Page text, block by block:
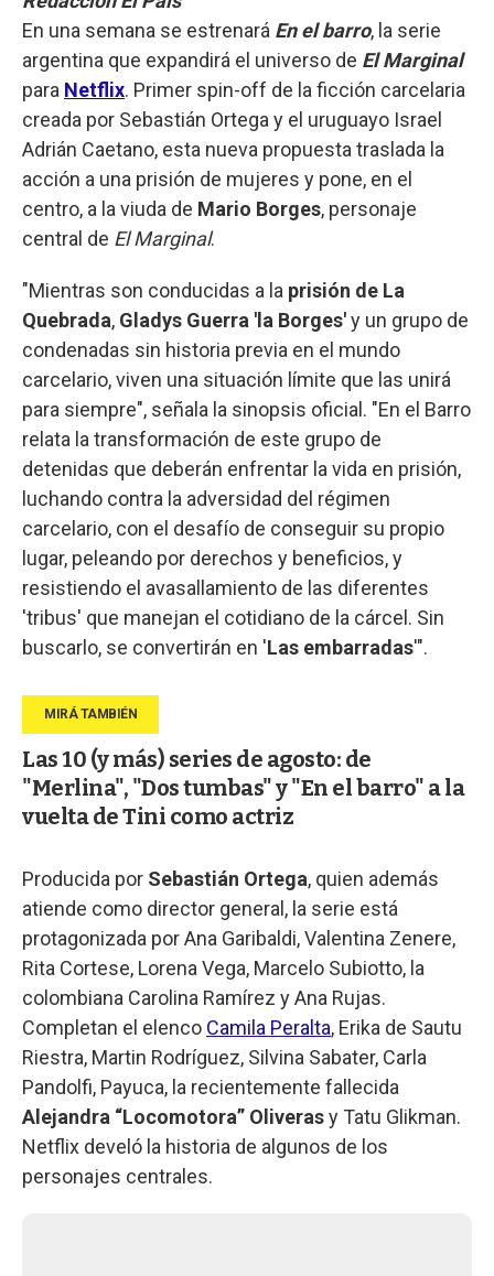
En una semana se estrenará En el barro, la serie
argentina que expandirá el universo de El Marginal
para Netflix. Primer spin-off de la ficción carcelaria
creada por Sebastián Ortega y el uruguayo Israel
Adrián Caetano, esta nueva propuesta traslada la
acción a una prisión de mujeres y pone, en el
centro, a la viuda de Mario Borges, personaje
central de El Marginal.
"Mientras son conducidas a la prisión de La
Quebrada, Gladys Guerra 'la Borges'y un grupo de
condenadas sin historia previa en el mundo
carcelario, viven una situación límite que las unirá
para siempre", señala la sinopsis oficial. "En el Barro
relata la transformación de este grupo de
detenidas que deberán enfrentar la vida en prisión,
luchando contra la adversidad del régimen
carcelario, con el desafío de conseguir su propio
lugar, peleando por derechos y beneficios, y
resistiendo el avasallamiento de las diferentes
'tribus' que manejan el cotidiano de la cárcel. Sin
buscarlo, se convertirán en 'Las embarradas'".
Las 10 (y más) series de agosto: de
"Merlina", "Dos tumbas" y "En el barro" a la
vuelta de Tini como actriz
Producida por Sebastián Ortega, quien además
atiende como director general, la serie está
protagonizada por Ana Garibaldi, Valentina Zenere,
Rita Cortese, Lorena Vega, Marcelo Subiotto, la
colombiana Carolina Ramírez y Ana Rujas.
Completan el elenco Camila Peralta, Erika de Sautu
Riestra, Martin Rodríguez, Silvina Sabater, Carla
Pandolfi, Payuca, la recientemente fallecida
Alejandra “Locomotora” Oliverasy Tatu Glikman.
Netflix develó la historia de algunos de los
personajes centrales.